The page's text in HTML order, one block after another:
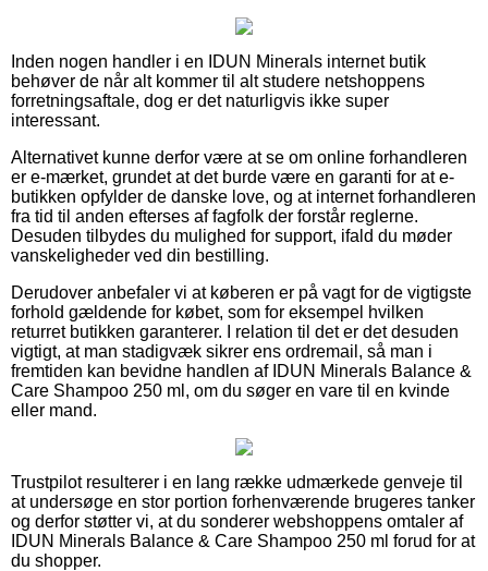
Inden nogen handler i en IDUN Minerals internet butik
behøver de når alt kommer til alt studere netshoppens
forretningsaftale, dog er det naturligvis ikke super
interessant.
Alternativet kunne derfor være at se om online forhandleren
er e-mærket, grundet at det burde være en garanti for at e-
butikken opfylder de danske love, og at internet forhandleren
fra tid til anden efterses af fagfolk der forstår reglerne.
Desuden tilbydes du mulighed for support, ifald du møder
vanskeligheder ved din bestilling.
Derudover anbefaler vi at køberen er på vagt for de vigtigste
forhold gældende for købet, som for eksempel hvilken
returret butikken garanterer. I relation til det er det desuden
vigtigt, at man stadigvæk sikrer ens ordremail, så man i
fremtiden kan bevidne handlen af IDUN Minerals Balance &
Care Shampoo 250 ml, om du søger en vare til en kvinde
eller mand.
Trustpilot resulterer i en lang række udmærkede genveje til
at undersøge en stor portion forhenværende brugeres tanker
og derfor støtter vi, at du sonderer webshoppens omtaler af
IDUN Minerals Balance & Care Shampoo 250 ml forud for at
du shopper.